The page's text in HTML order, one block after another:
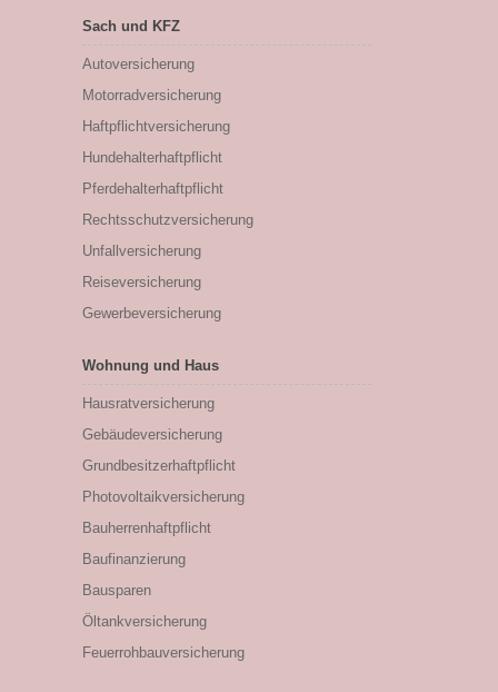
Sach und KFZ
Autoversicherung
Motorradversicherung
Haftpflichtversicherung
Hundehalterhaftpflicht
Pferdehalterhaftpflicht
Rechtsschutzversicherung
Unfallversicherung
Reiseversicherung
Gewerbeversicherung
Wohnung und Haus
Hausratversicherung
Gebäudeversicherung
Grundbesitzerhaftpflicht
Photovoltaikversicherung
Bauherrenhaftpflicht
Baufinanzierung
Bausparen
Öltankversicherung
Feuerrohbauversicherung